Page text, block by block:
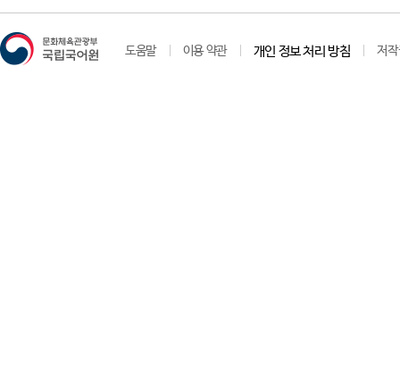
도움말 이용 약관 개인 정보 처리 방침 저